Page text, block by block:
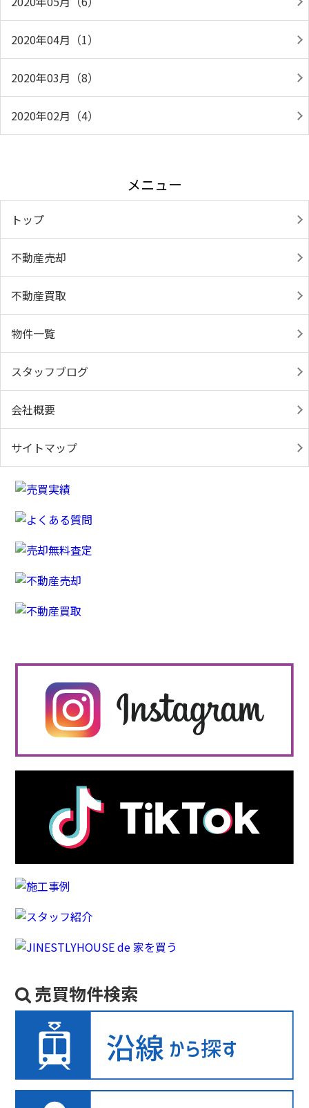
2020年04月（1）
2020年03月（8）
2020年02月（4）
メニュー
トップ
不動産売却
不動産買取
物件一覧
スタッフブログ
会社概要
サイトマップ
売買物件検索